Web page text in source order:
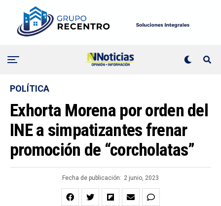
POLÍTICA
Exhorta Morena por orden del
INE a simpatizantes frenar
promoción de “corcholatas”
Fecha de publicación: 2 junio, 2023